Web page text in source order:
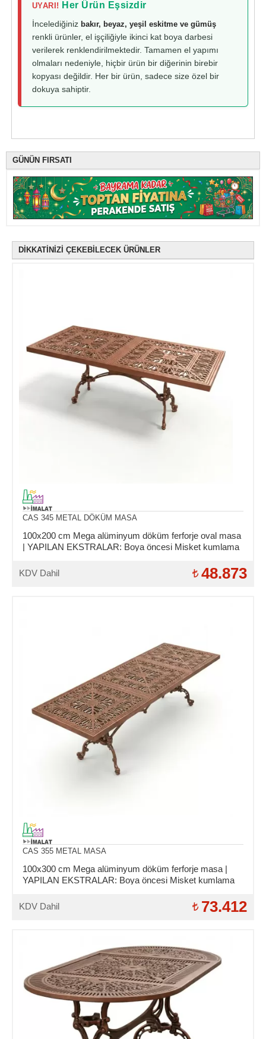
UYARI! Her Ürün Eşsizdir
İncelediğiniz bakır, beyaz, yeşil eskitme ve gümüş
renkli ürünler, el işçiliğiyle ikinci kat boya darbesi
verilerek renklendirilmektedir. Tamamen el yapımı
olmaları nedeniyle, hiçbir ürün bir diğerinin birebir
kopyası değildir. Her bir ürün, sadece size özel bir
dokuya sahiptir.
GÜNÜN FIRSATI
DİKKATİNİZİ ÇEKEBİLECEK ÜRÜNLER
CAS 345 METAL DÖKÜM MASA
100x200 cm Mega alüminyum döküm ferforje oval masa
| YAPILAN EKSTRALAR: Boya öncesi Misket kumlama
KDV Dahil
48.873
CAS 355 METAL MASA
100x300 cm Mega alüminyum döküm ferforje masa |
YAPILAN EKSTRALAR: Boya öncesi Misket kumlama
KDV Dahil
73.412